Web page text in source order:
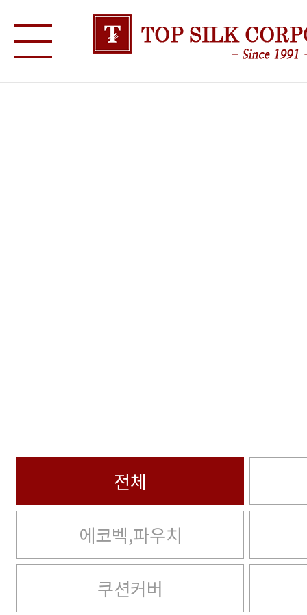
전체
에코벡,파우치
쿠션커버